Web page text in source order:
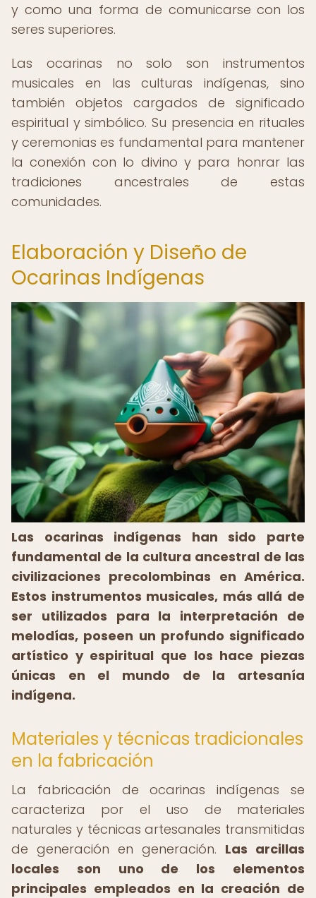
y como una forma de comunicarse con los
seres superiores.
Las ocarinas no solo son instrumentos
musicales en las culturas indígenas, sino
también objetos cargados de significado
espiritual y simbólico. Su presencia en rituales
y ceremonias es fundamental para mantener
la conexión con lo divino y para honrar las
tradiciones ancestrales de estas
comunidades.
Elaboración y Diseño de
Ocarinas Indígenas
Las ocarinas indígenas han sido parte
fundamental de la cultura ancestral de las
civilizaciones precolombinas en América.
Estos instrumentos musicales, más allá de
ser utilizados para la interpretación de
melodías, poseen un profundo significado
artístico y espiritual que los hace piezas
únicas en el mundo de la artesanía
indígena.
Materiales y técnicas tradicionales
en la fabricación
La fabricación de ocarinas indígenas se
caracteriza por el uso de materiales
naturales y técnicas artesanales transmitidas
de generación en generación. Las arcillas
locales son uno de los elementos
principales empleados en la creación de